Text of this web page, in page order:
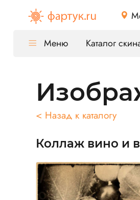
Меню Каталог
< Назад к каталогу
Коллаж вино и